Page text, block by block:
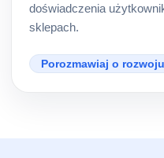
doświadczenia
sklepach.
Porozmawiaj o rozwoju